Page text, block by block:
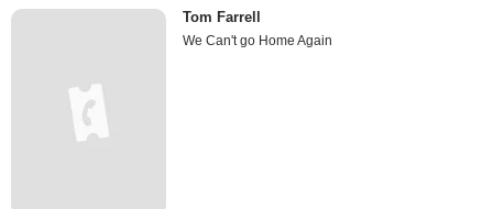
Tom Farrell
We Can't go Home Again